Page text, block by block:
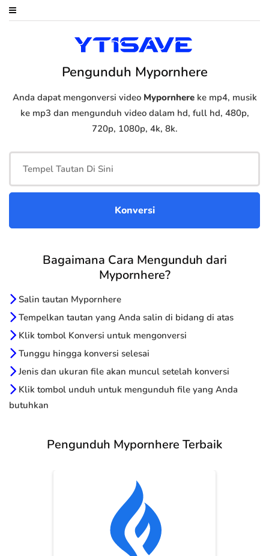
Pengunduh Mypornhere
Anda dapat mengonversi video Mypornhereke mp4, musik
ke mp3 dan mengunduh video dalam hd, full hd, 480p,
720p, 1080p, 4k, 8k.
Bagaimana Cara Mengunduh dari
Mypornhere?
Salin tautan Mypornhere
Tempelkan tautan yang Anda salin di bidang di atas
Klik tombol Konversi untuk mengonversi
Tunggu hingga konversi selesai
Jenis dan ukuran file akan muncul setelah konversi
Klik tombol unduh untuk mengunduh file yang Anda
butuhkan
Pengunduh Mypornhere Terbaik